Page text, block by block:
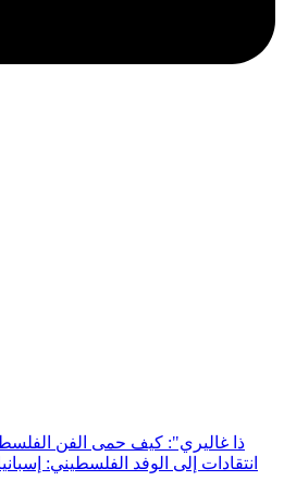
"ذا غاليري": كيف حمى الفن
انتقادات إلى الوفد الفلسطيني: